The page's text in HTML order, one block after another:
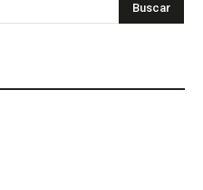
Buscar